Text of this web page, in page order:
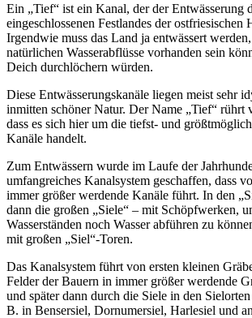
Ein „Tief“ ist ein Kanal, der der Entwässerung
eingeschlossenen Festlandes der ostfriesischen
Irgendwie muss das Land ja entwässert
natürlichen Wasserabflüsse vorhanden sein
Deich durchlöchern würden.
Diese Entwässerungskanäle liegen meist sehr
inmitten schöner Natur. Der Name „Tief“ rührt
dass es sich hier um die tiefst- und
Kanäle handelt.
Zum Entwässern wurde im Laufe der
umfangreiches Kanalsystem geschaffen, dass
immer größer werdende Kanäle führt. In den
dann die großen „Siele“ – mit Schöpfwerken,
Wasserständen noch Wasser abführen zu
mit großen „Siel“-Toren.
Das Kanalsystem führt von ersten kleinen
Felder der Bauern in immer größer werdende
und später dann durch die Siele in den
B. in Bensersiel, Dornumersiel, Harlesiel und